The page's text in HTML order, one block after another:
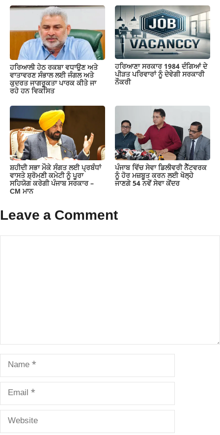
ਹਰਿਆਲੀ ਹੇਠ ਰਕਬਾ ਵਧਾਉਣ ਅਤੇ
ਵਾਤਾਵਰਣ ਸੰਭਾਲ ਲਈ ਜੰਗਲ ਅਤੇ
ਕੁਦਰਤ ਜਾਗਰੂਕਤਾ ਪਾਰਕ ਕੀਤੇ ਜਾ
ਰਹੇ ਹਨ ਵਿਕਸਿਤ
ਹਰਿਆਣਾ ਸਰਕਾਰ 1984 ਦੰਗਿਆਂ ਦੇ
ਪੀੜਤ ਪਰਿਵਾਰਾਂ ਨੂੰ ਦੇਵੇਗੀ ਸਰਕਾਰੀ
ਨੌਕਰੀ
ਸ਼ਹੀਦੀ ਸਭਾ ਮੌਕੇ ਸੰਗਤ ਲਈ ਪ੍ਰਬੰਧਾਂ
ਵਾਸਤੇ ਸ਼੍ਰੋਮਣੀ ਕਮੇਟੀ ਨੂੰ ਪੂਰਾ
ਸਹਿਯੋਗ ਕਰੇਗੀ ਪੰਜਾਬ ਸਰਕਾਰ –
CM ਮਾਨ
ਪੰਜਾਬ ਵਿੱਚ ਸੇਵਾ ਡਿਲੀਵਰੀ ਨੈੱਟਵਰਕ
ਨੂੰ ਹੋਰ ਮਜ਼ਬੂਤ ਕਰਨ ਲਈ ਖੋਲ੍ਹੇ
ਜਾਣਗੇ 54 ਨਵੇਂ ਸੇਵਾ ਕੇਂਦਰ
Leave a Comment
Name
Email
Website